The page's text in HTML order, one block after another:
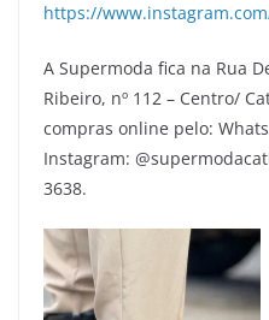
https://
A Supermoda fica na Rua
Ribeiro, nº 112 – Centro/
compras online pelo:
Instagram:
3638.